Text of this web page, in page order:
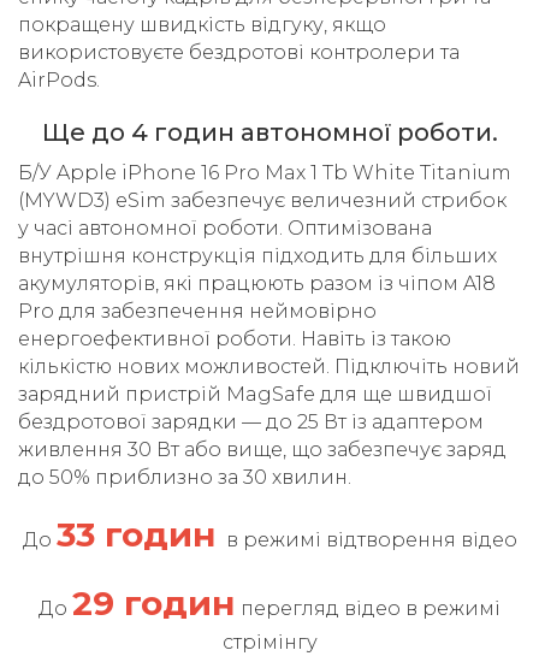
покращену швидкість відгуку, якщо
використовуєте бездротові контролери та
AirPods.
Ще до 4 годин автономної роботи.
Б/У Apple iPhone 16 Pro Max 1 Tb White Titanium
(MYWD3) eSim забезпечує величезний стрибок
у часі автономної роботи. Оптимізована
внутрішня конструкція підходить для більших
акумуляторів, які працюють разом із чіпом A18
Pro для забезпечення неймовірно
енергоефективної роботи. Навіть із такою
кількістю нових можливостей. Підключіть новий
зарядний пристрій MagSafe для ще швидшої
бездротової зарядки — до 25 Вт із адаптером
живлення 30 Вт або вище, що забезпечує заряд
до 50% приблизно за 30 хвилин.
До 33 годин в режимі відтворення відео
До 29 годин перегляд відео в режимі
стрімінгу